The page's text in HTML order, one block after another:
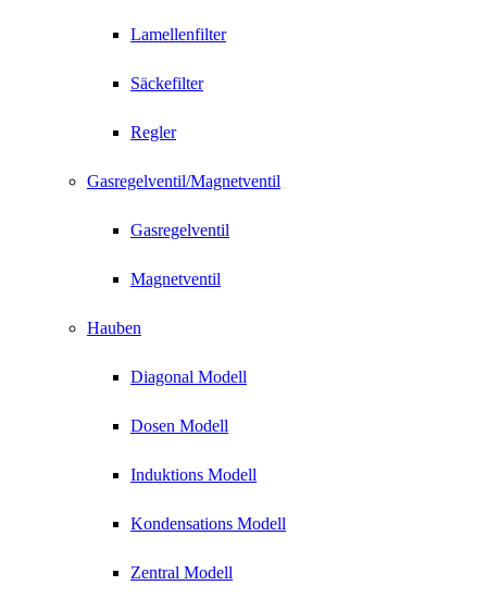
Lamellenfilter
Säckefilter
Regler
Gasregelventil/Magnetventil
Gasregelventil
Magnetventil
Hauben
Diagonal Modell
Dosen Modell
Induktions Modell
Kondensations Modell
Zentral Modell